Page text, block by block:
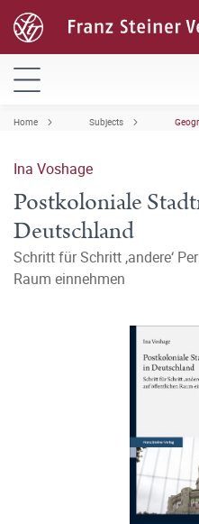
Home Subjects
Ina Voshage
Postkoloniale
Deutschland
Schritt für Schritt ‚andere‘
Raum einnehmen